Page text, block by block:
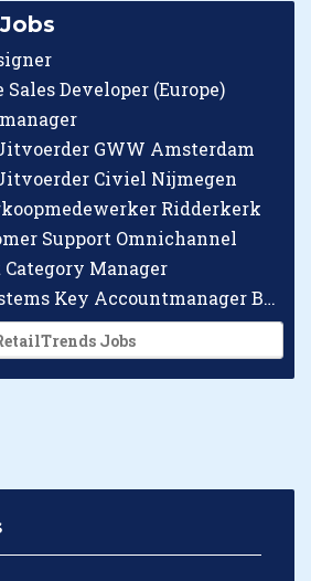
Sales Developer (Europe)
GWW Amsterdam
Civiel Nijmegen
Ridderkerk
Support Omnichannel
Manager
Checkpoint Systems Key Accountmanager Benelux
Jobs